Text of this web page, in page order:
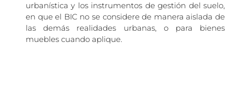
urbanística y los instrumentos de gestión del suelo,
en que el BIC no se considere de manera aislada de
las demás realidades urbanas, o para bienes
muebles cuando aplique.